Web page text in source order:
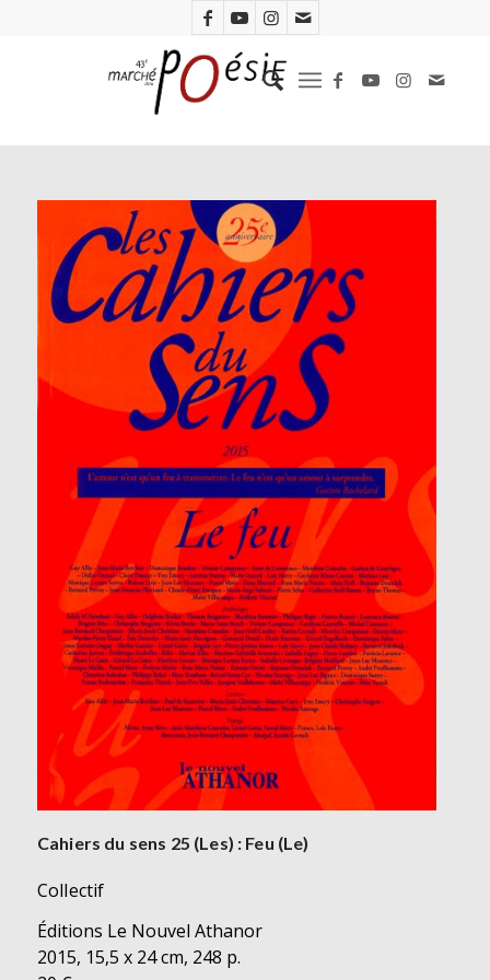
Cahiers du sens 25 (Les) : Feu (Le)
Collectif
Éditions Le Nouvel Athanor
2015, 15,5 x 24 cm, 248 p.